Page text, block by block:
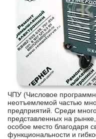
ЧПУ (Числовое
неотъемлемой частью
предприятий. Среди
представленных на
особое место благодаря
функциональности и